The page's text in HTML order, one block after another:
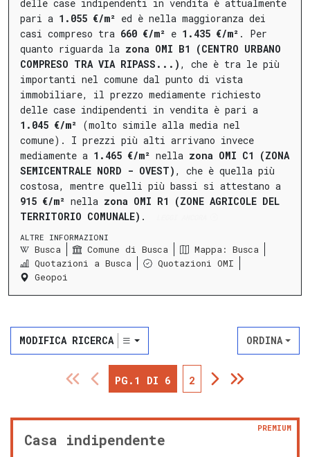
delle case indipendenti in vendita è attualmente
pari a 1.055 €/m² ed è nella maggioranza dei
casi compreso tra 660 €/m² e 1.435 €/m² . Per
quanto riguarda la zona OMI B1 (CENTRO URBANO
COMPRESO TRA VIA RIPASS...) , che è tra le più
importanti nel comune dal punto di vista
immobiliare, il prezzo mediamente richiesto
delle case indipendenti in vendita è pari a
1.045 €/m² (molto simile alla media nel
comune). I prezzi più alti arrivano invece
mediamente a 1.465 €/m² nella zona OMI C1 (ZONA
SEMICENTRALE NORD - OVEST) , che è quella più
costosa, mentre quelli più bassi si attestano a
915 €/m² nella zona OMI R1 (ZONE AGRICOLE DEL
TERRITORIO COMUNALE) .
ALTRE INFORMAZIONI
Busca Comune di Busca
Mappa: Busca
Quotazioni a Busca
Quotazioni OMI
Geopoi
MODIFICA RICERCA ORDINA
PG.1 DI 6 2
Casa indipendente
PREMIUM